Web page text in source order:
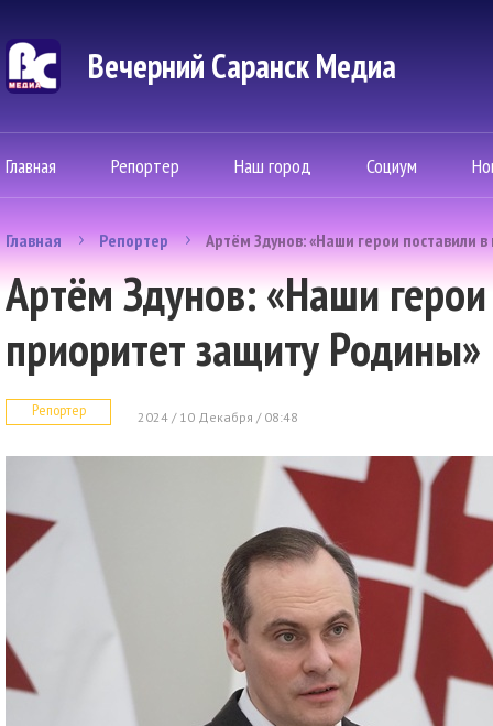
Вечерний Саранск Mедиа
Главная Репортер Наш город Социум
Главная Репортер Артём Здунов: «Наши герои поставили
Артём Здунов: «Наши
приоритет защиту Родины»
Репортер 2024 / 10 Декабря / 08:48